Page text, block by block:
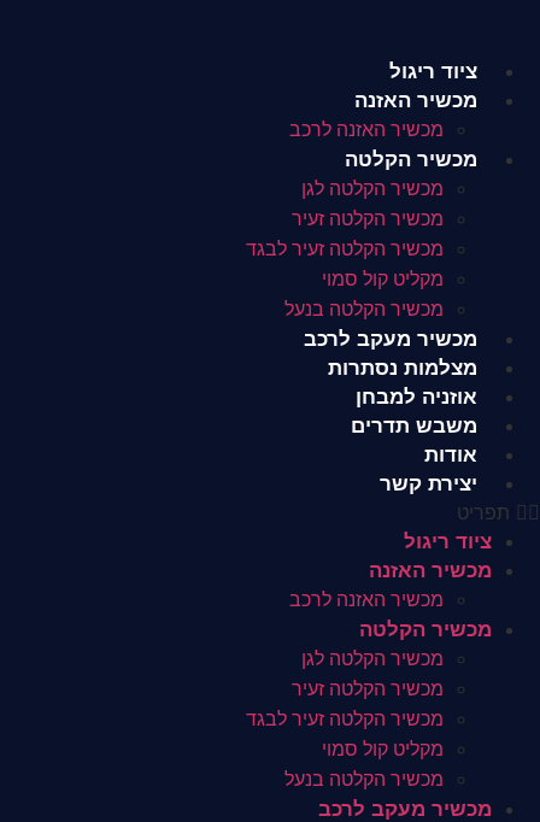
ציוד ריגול
מכשיר האזנה
מכשיר האזנה לרכב
מכשיר הקלטה
מכשיר הקלטה לגן
מכשיר הקלטה זעיר
מכשיר הקלטה זעיר לבגד
מקליט קול סמוי
מכשיר הקלטה בנעל
מכשיר מעקב לרכב
מצלמות נסתרות
אוזניה למבחן
משבש תדרים
אודות
יצירת קשר
תפריט
ציוד ריגול
מכשיר האזנה
מכשיר האזנה לרכב
מכשיר הקלטה
מכשיר הקלטה לגן
מכשיר הקלטה זעיר
מכשיר הקלטה זעיר לבגד
מקליט קול סמוי
מכשיר הקלטה בנעל
מכשיר מעקב לרכב